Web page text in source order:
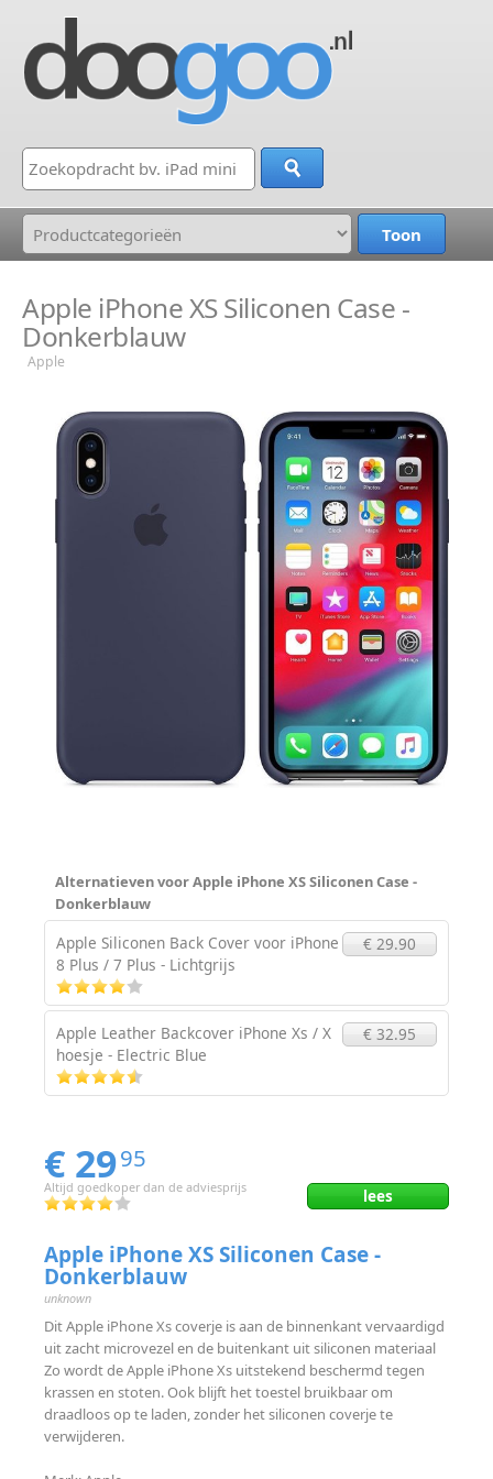
Apple iPhone XS Siliconen Case -
Donkerblauw
Apple
Alternatieven voor Apple iPhone XS Siliconen Case -
Donkerblauw
Apple Siliconen Back Cover voor iPhone
8 Plus / 7 Plus - Lichtgrijs
€ 29.90
Apple Leather Backcover iPhone Xs / X
hoesje - Electric Blue
€ 32.95
€ 2995
Altijd goedkoper dan de adviesprijs lees
Apple iPhone XS Siliconen Case -
Donkerblauw
unknown
Dit Apple iPhone Xs coverje is aan de binnenkant vervaardigd
uit zacht microvezel en de buitenkant uit siliconen materiaal
Zo wordt de Apple iPhone Xs uitstekend beschermd tegen
krassen en stoten. Ook blijft het toestel bruikbaar om
draadloos op te laden, zonder het siliconen coverje te
verwijderen.